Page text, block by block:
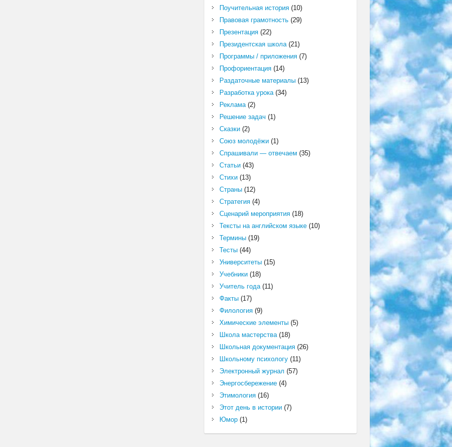
Поучительная история(10)
Правовая грамотность(29)
Презентация(22)
Президентская школа(21)
Программы / приложения(7)
Профориентация(14)
Раздаточные материалы(13)
Разработка урока(34)
Реклама(2)
Решение задач (1)
Сказки(2)
Союз молодёжи(1)
Спрашивали — отвечаем (35)
Статьи(43)
Стихи(13)
Страны(12)
Стратегия(4)
Сценарий мероприятия(18)
Тексты на английском языке(10)
Термины(19)
Тесты(44)
Университеты(15)
Учебники(18)
Учитель года(11)
Факты(17)
Филология(9)
Химические элементы(5)
Школа мастерства(18)
Школьная документация(26)
Школьному психологу(11)
Электронный журнал (57)
Энергосбережение(4)
Этимология(16)
Этот день в истории(7)
Юмор(1)